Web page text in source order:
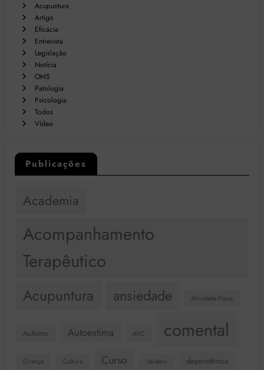
Acupuntura
Artigo
Eficácia
Entrevista
Legislação
Notícia
OMS
Patologia
Psicologia
Todos
Vídeo
Publicações
Academia
Acompanhamento
Terapêutico
Acupuntura ansiedade Atividade Física
Autismo Autoestima AVC comental
Criança Cultura Curso cérebro dependência